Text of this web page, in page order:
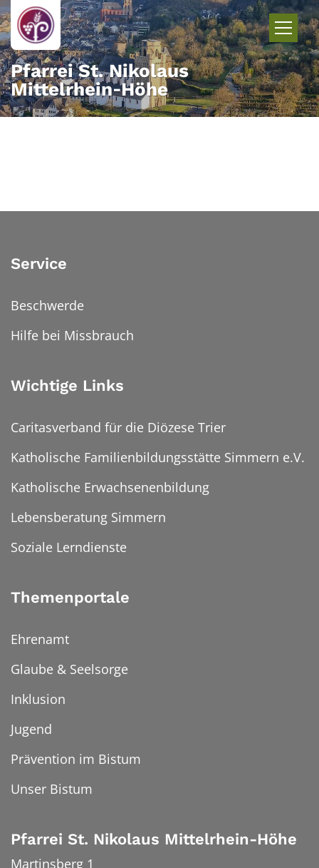
Zum Inhalt springen
Pfarrei St. Nikolaus
Mittelrhein‑Höhe
Service
Beschwerde
Hilfe bei Missbrauch
Wichtige Links
Caritasverband für die Diözese Trier
Katholische Familienbildungsstätte Simmern e.V.
Katholische Erwachsenenbildung
Lebensberatung Simmern
Soziale Lerndienste
Themenportale
Ehrenamt
Glaube & Seelsorge
Inklusion
Jugend
Prävention im Bistum
Unser Bistum
Pfarrei St. Nikolaus Mittelrhein-Höhe
Martinsberg 1